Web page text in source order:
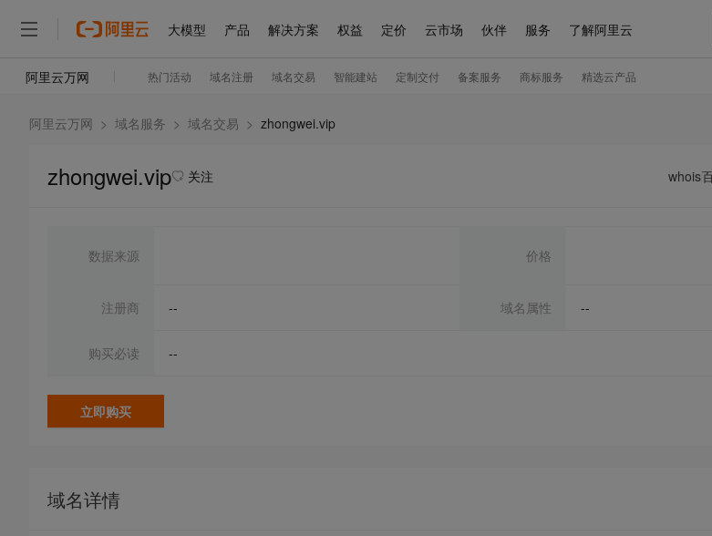
阿里云万网 > 域名服务 > 域名交易 > zhongwei.vip
zhongwei.vip 关注 whois
数据来源 价格
注册商 -- 域名属性 --
购买必读 --
立即购买
域名详情